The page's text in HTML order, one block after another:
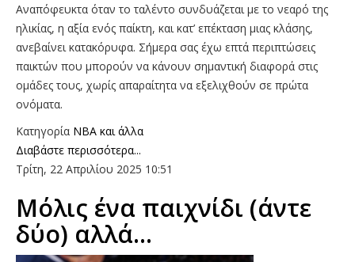
Αναπόφευκτα όταν το ταλέντο συνδυάζεται με το νεαρό της
ηλικίας, η αξία ενός παίκτη, και κατ’ επέκταση μιας κλάσης,
ανεβαίνει κατακόρυφα. Σήμερα σας έχω επτά περιπτώσεις
παικτών που μπορούν να κάνουν σημαντική διαφορά στις
ομάδες τους, χωρίς απαραίτητα να εξελιχθούν σε πρώτα
ονόματα.
Κατηγορία NBA και άλλα
Διαβάστε περισσότερα...
Τρίτη, 22 Απριλίου 2025 10:51
Μόλις ένα παιχνίδι (άντε
δύο) αλλά…